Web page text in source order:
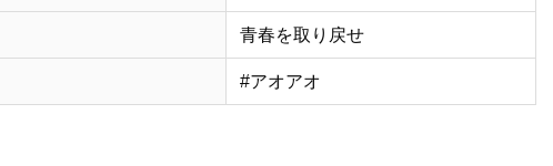
青春を取り戻せ
#アオアオ